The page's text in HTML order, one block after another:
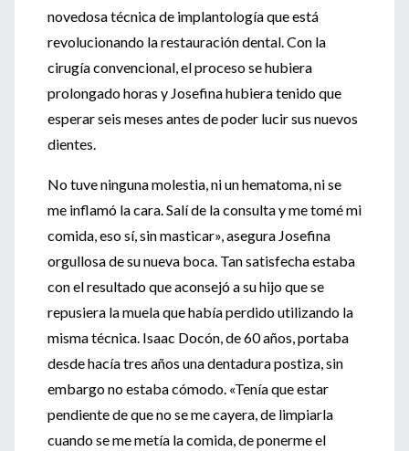
novedosa técnica de implantología que está
revolucionando la restauración dental. Con la
cirugía convencional, el proceso se hubiera
prolongado horas y Josefina hubiera tenido que
esperar seis meses antes de poder lucir sus nuevos
dientes.
No tuve ninguna molestia, ni un hematoma, ni se
me inflamó la cara. Salí de la consulta y me tomé mi
comida, eso sí, sin masticar», asegura Josefina
orgullosa de su nueva boca. Tan satisfecha estaba
con el resultado que aconsejó a su hijo que se
repusiera la muela que había perdido utilizando la
misma técnica. Isaac Docón, de 60 años, portaba
desde hacía tres años una dentadura postiza, sin
embargo no estaba cómodo. «Tenía que estar
pendiente de que no se me cayera, de limpiarla
cuando se me metía la comida, de ponerme el